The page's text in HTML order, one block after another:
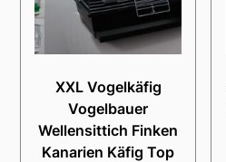
XXL Vogelkäfig
Vogelbauer
Wellensittich Finken
Kanarien Käfig Top